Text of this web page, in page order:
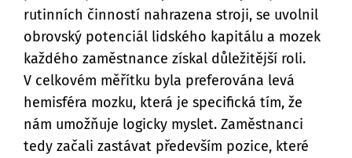
rutinních činností nahrazena stroji, se uvolnil
obrovský potenciál lidského kapitálu a mozek
každého zaměstnance získal důležitější roli.
V celkovém měřítku byla preferována levá
hemisféra mozku, která je specifická tím, že
nám umožňuje logicky myslet. Zaměstnanci
tedy začali zastávat především pozice, které